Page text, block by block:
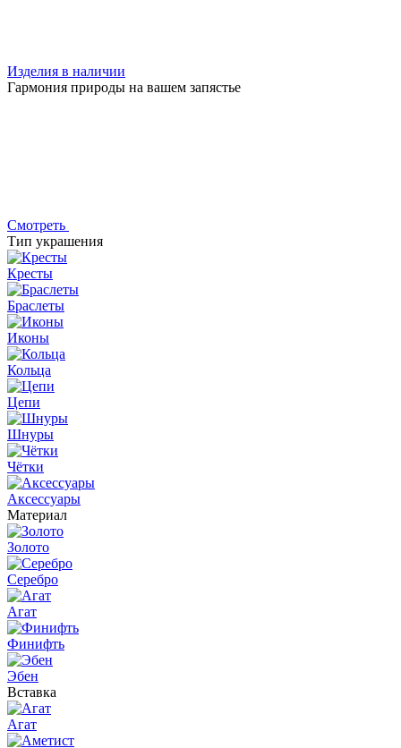
Изделия в наличии
Гармония природы на вашем запястье
Смотреть
Тип украшения
Кресты
Браслеты
Иконы
Кольца
Цепи
Шнуры
Чётки
Аксессуары
Материал
Золото
Серебро
Агат
Финифть
Эбен
Вставка
Агат